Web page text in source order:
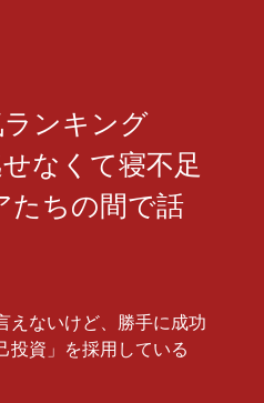
ランキング
なくて寝不足
たちの間で話
えないけど、勝手に成功
投資」を採用している